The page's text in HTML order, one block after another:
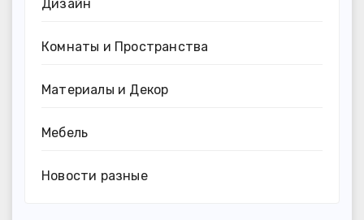
Дизайн
Комнаты и Пространства
Материалы и Декор
Мебель
Новости разные